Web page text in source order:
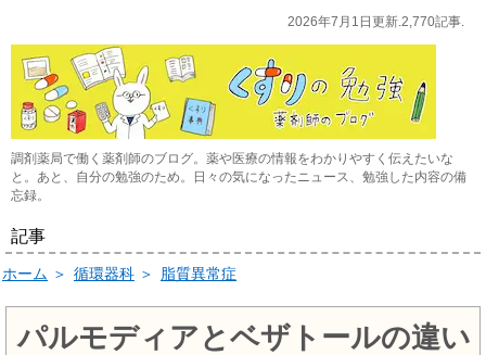
2026年7月1日更新.2,770記事.
調剤薬局で働く薬剤師のブログ。薬や医療の情報をわかりやすく伝えたいな
と。あと、自分の勉強のため。日々の気になったニュース、勉強した内容の備
忘録。
記事
ホーム ＞ 循環器科 ＞ 脂質異常症
パルモディアとベザトールの違い